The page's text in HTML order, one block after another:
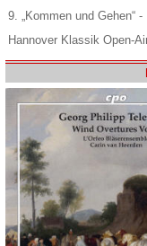
9. „Kommen und Gehen“
Hannover Klassik Open-